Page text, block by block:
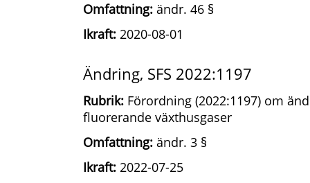
Omfattning: ändr. 46 §
Ikraft: 2020-08-01
Ändring, SFS 2022:1197
Rubrik: Förordning (2022:1197) om
fluorerande växthusgaser
Omfattning: ändr. 3 §
Ikraft: 2022-07-25